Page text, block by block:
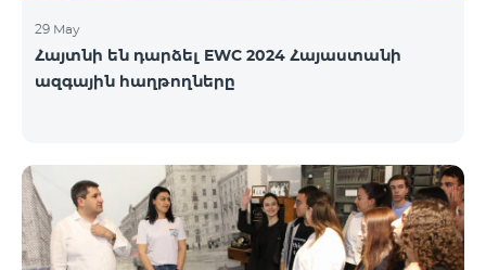
29 May
Հայտնի են դարձել EWC 2024 Հայաստանի
ազգային հաղթողները